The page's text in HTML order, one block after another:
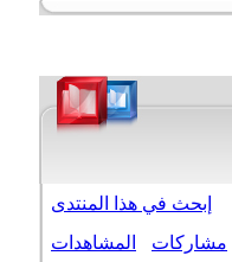
إبحث في هذا المنتدى
مشاركات
المشاهدات